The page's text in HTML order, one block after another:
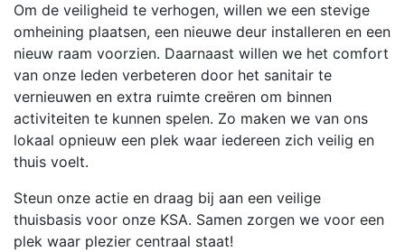
Om de veiligheid te verhogen, willen we een stevige
omheining plaatsen, een nieuwe deur installeren en een
nieuw raam voorzien. Daarnaast willen we het comfort
van onze leden verbeteren door het sanitair te
vernieuwen en extra ruimte creëren om binnen
activiteiten te kunnen spelen. Zo maken we van ons
lokaal opnieuw een plek waar iedereen zich veilig en
thuis voelt.
Steun onze actie en draag bij aan een veilige
thuisbasis voor onze KSA. Samen zorgen we voor een
plek waar plezier centraal staat!